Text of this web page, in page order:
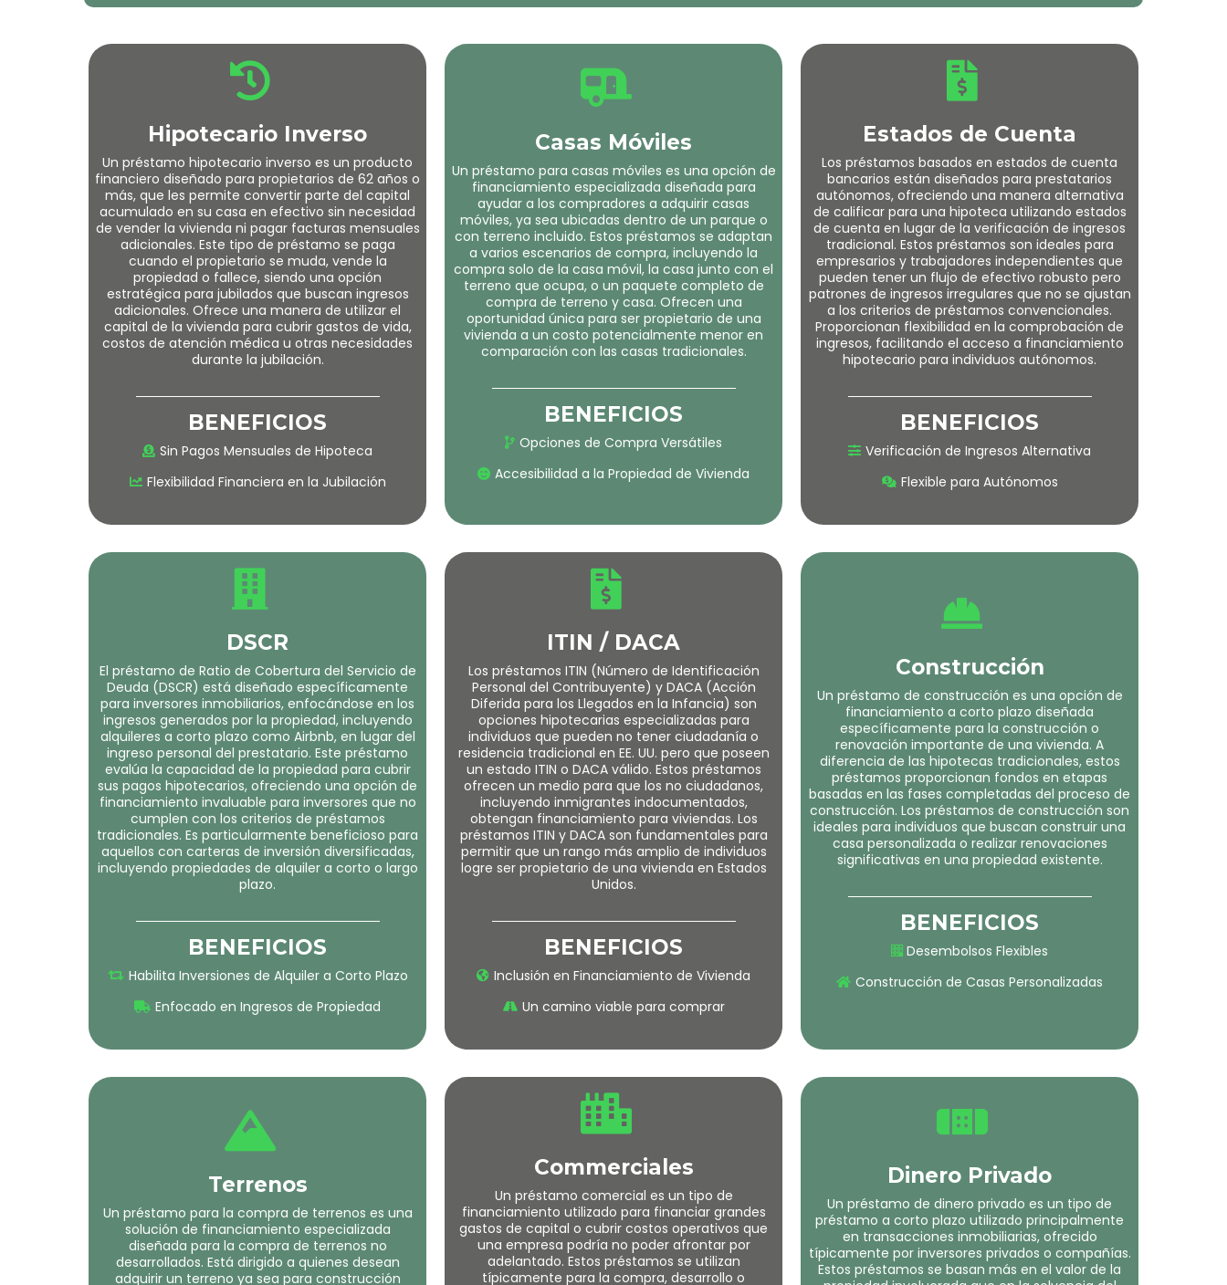
Hipotecario Inverso
Un préstamo hipotecario inverso es un producto
financiero diseñado para propietarios de 62 años o
más, que les permite convertir parte del capital
acumulado en su casa en efectivo sin necesidad
de vender la vivienda ni pagar facturas mensuales
adicionales. Este tipo de préstamo se paga
cuando el propietario se muda, vende la
propiedad o fallece, siendo una opción
estratégica para jubilados que buscan ingresos
adicionales. Ofrece una manera de utilizar el
capital de la vivienda para cubrir gastos de vida,
costos de atención médica u otras necesidades
durante la jubilación.
BENEFICIOS
Sin Pagos Mensuales de Hipoteca
Flexibilidad Financiera en la Jubilación
Casas Móviles
Un préstamo para casas móviles es una opción de
financiamiento especializada diseñada para
ayudar a los compradores a adquirir casas
móviles, ya sea ubicadas dentro de un parque o
con terreno incluido. Estos préstamos se adaptan
a varios escenarios de compra, incluyendo la
compra solo de la casa móvil, la casa junto con el
terreno que ocupa, o un paquete completo de
compra de terreno y casa. Ofrecen una
oportunidad única para ser propietario de una
vivienda a un costo potencialmente menor en
comparación con las casas tradicionales.
BENEFICIOS
Opciones de Compra Versátiles
Accesibilidad a la Propiedad de Vivienda
Estados de Cuenta
Los préstamos basados en estados de cuenta
bancarios están diseñados para prestatarios
autónomos, ofreciendo una manera alternativa
de calificar para una hipoteca utilizando estados
de cuenta en lugar de la verificación de ingresos
tradicional. Estos préstamos son ideales para
empresarios y trabajadores independientes que
pueden tener un flujo de efectivo robusto pero
patrones de ingresos irregulares que no se ajustan
a los criterios de préstamos convencionales.
Proporcionan flexibilidad en la comprobación de
ingresos, facilitando el acceso a financiamiento
hipotecario para individuos autónomos.
BENEFICIOS
Verificación de Ingresos Alternativa
Flexible para Autónomos
DSCR
El préstamo de Ratio de Cobertura del Servicio de
Deuda (DSCR) está diseñado específicamente
para inversores inmobiliarios, enfocándose en los
ingresos generados por la propiedad, incluyendo
alquileres a corto plazo como Airbnb, en lugar del
ingreso personal del prestatario. Este préstamo
evalúa la capacidad de la propiedad para cubrir
sus pagos hipotecarios, ofreciendo una opción de
financiamiento invaluable para inversores que no
cumplen con los criterios de préstamos
tradicionales. Es particularmente beneficioso para
aquellos con carteras de inversión diversificadas,
incluyendo propiedades de alquiler a corto o largo
plazo.
BENEFICIOS
Habilita Inversiones de Alquiler a Corto Plazo
Enfocado en Ingresos de Propiedad
ITIN / DACA
Los préstamos ITIN (Número de Identificación
Personal del Contribuyente) y DACA (Acción
Diferida para los Llegados en la Infancia) son
opciones hipotecarias especializadas para
individuos que pueden no tener ciudadanía o
residencia tradicional en EE. UU. pero que poseen
un estado ITIN o DACA válido. Estos préstamos
ofrecen un medio para que los no ciudadanos,
incluyendo inmigrantes indocumentados,
obtengan financiamiento para viviendas. Los
préstamos ITIN y DACA son fundamentales para
permitir que un rango más amplio de individuos
logre ser propietario de una vivienda en Estados
Unidos.
BENEFICIOS
Inclusión en Financiamiento de Vivienda
Un camino viable para comprar
Construcción
Un préstamo de construcción es una opción de
financiamiento a corto plazo diseñada
específicamente para la construcción o
renovación importante de una vivienda. A
diferencia de las hipotecas tradicionales, estos
préstamos proporcionan fondos en etapas
basadas en las fases completadas del proceso de
construcción. Los préstamos de construcción son
ideales para individuos que buscan construir una
casa personalizada o realizar renovaciones
significativas en una propiedad existente.
BENEFICIOS
Desembolsos Flexibles
Construcción de Casas Personalizadas
Terrenos
Un préstamo para la compra de terrenos es una
solución de financiamiento especializada
diseñada para la compra de terrenos no
desarrollados. Está dirigido a quienes desean
adquirir un terreno ya sea para construcción
Commerciales
Un préstamo comercial es un tipo de
financiamiento utilizado para financiar grandes
gastos de capital o cubrir costos operativos que
una empresa podría no poder afrontar por
adelantado. Estos préstamos se utilizan
típicamente para la compra, desarrollo o
Dinero Privado
Un préstamo de dinero privado es un tipo de
préstamo a corto plazo utilizado principalmente
en transacciones inmobiliarias, ofrecido
típicamente por inversores privados o compañías.
Estos préstamos se basan más en el valor de la